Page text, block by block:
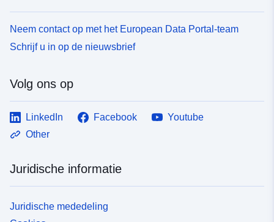
Neem contact op met het European Data Portal-team
Schrijf u in op de nieuwsbrief
Volg ons op
LinkedIn Facebook
Youtube
Other
Juridische informatie
Juridische mededeling